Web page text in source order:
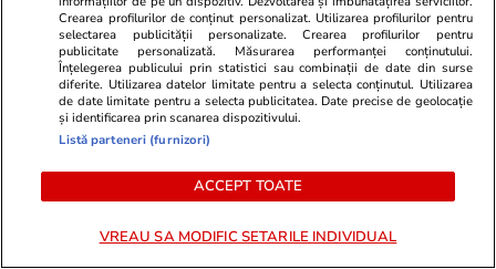
matematică. Nicușor Dan: „Sunt uluit! Am fost
colegi de cameră la lot, în 1985”
Știri Externe
Explozie într-un restaurant din centrul
Moscovei, soldată cu morți și răniți. Localul era
spun că un general de top își sărbătorea ziua
Crearea profilurilor de conținut personalizat. Utilizarea profilurilor pentru
selectarea publicității personalizate. Crearea profilurilor pentru
publicitate personalizată. Măsurarea performanței conținutului.
Înțelegerea publicului prin statistici sau combinații de date din surse
diferite. Utilizarea datelor limitate pentru a selecta conținutul. Utilizarea
de date limitate pentru a selecta publicitatea. Date precise de geolocație
și identificarea prin scanarea dispozitivului.
Listă parteneri (furnizori)
ACCEPT TOATE
VREAU SA MODIFIC SETARILE INDIVIDUAL